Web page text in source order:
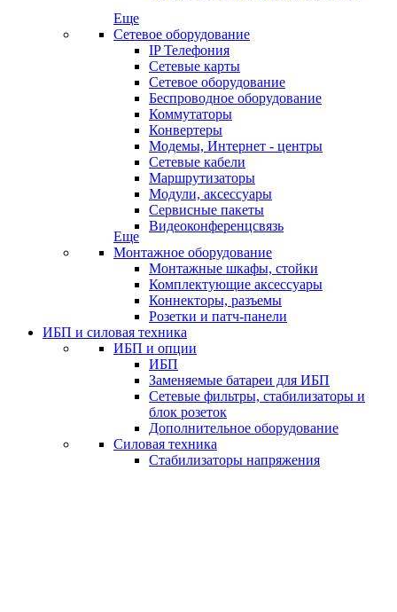
Еще
Сетевое оборудование
IP Телефония
Сетевые карты
Сетевое оборудование
Беспроводное оборудование
Коммутаторы
Конвертеры
Модемы, Интернет - центры
Сетевые кабели
Маршрутизаторы
Модули, аксессуары
Сервисные пакеты
Видеоконференцсвязь
Еще
Монтажное оборудование
Монтажные шкафы, стойки
Комплектующие аксессуары
Коннекторы, разъемы
Розетки и патч-панели
ИБП и силовая техника
ИБП и опции
ИБП
Заменяемые батареи для ИБП
Сетевые фильтры, стабилизаторы и
блок розеток
Дополнительное оборудование
Силовая техника
Стабилизаторы напряжения